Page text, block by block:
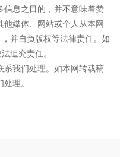
信息之目的，并不意味着赞
他媒体、网站或个人从本网
并自负版权等法律责任。如
追究责任。
我们处理。如本网转载稿
理。